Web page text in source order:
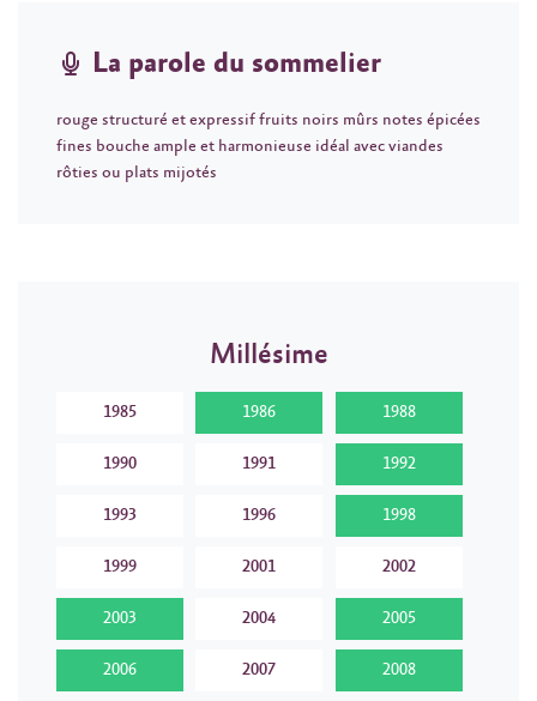
La parole du sommelier
rouge structuré et expressif fruits noirs mûrs notes épicées
fines bouche ample et harmonieuse idéal avec viandes
rôties ou plats mijotés
Millésime
1985 1986 1988
1990 1991 1992
1993 1996 1998
1999 2001 2002
2003 2004 2005
2006 2007 2008